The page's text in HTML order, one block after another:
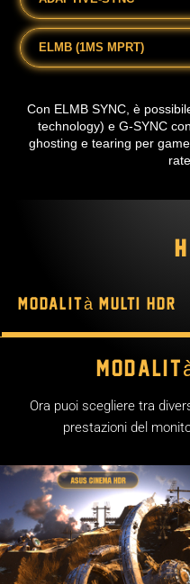
ELMB (1MS MPRT)
Con ELMB SYNC, è
technology) e G-SYNC
ghosting e tearing per
Modalità Multi HDR
Ora puoi scegliere tra
prestazioni del